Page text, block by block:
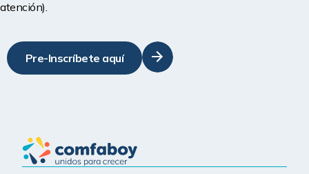
atención).
Pre-Inscríbete aquí